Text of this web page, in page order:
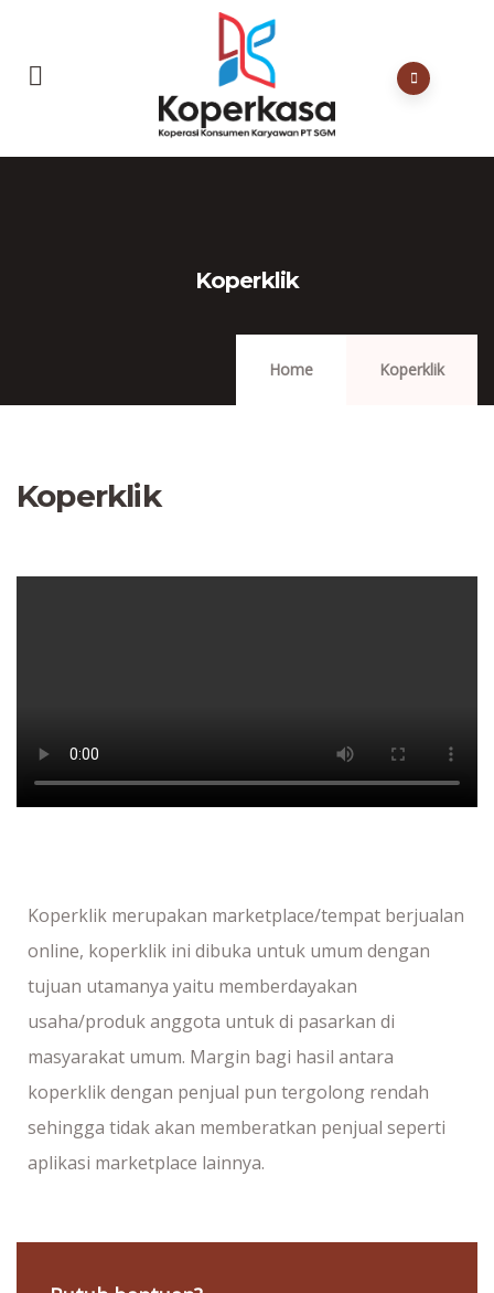
Koperklik
Home Koperklik
Koperklik
Koperklik merupakan marketplace/tempat berjualan
online, koperklik ini dibuka untuk umum dengan
tujuan utamanya yaitu memberdayakan
usaha/produk anggota untuk di pasarkan di
masyarakat umum. Margin bagi hasil antara
koperklik dengan penjual pun tergolong rendah
sehingga tidak akan memberatkan penjual seperti
aplikasi marketplace lainnya.